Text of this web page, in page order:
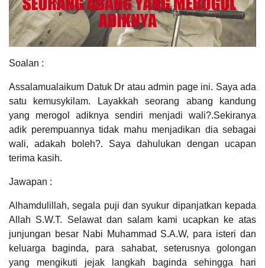
Soalan :
Assalamualaikum Datuk Dr atau admin page ini. Saya ada
satu kemusykilam. Layakkah seorang abang kandung
yang merogol adiknya sendiri menjadi wali?.Sekiranya
adik perempuannya tidak mahu menjadikan dia sebagai
wali, adakah boleh?. Saya dahulukan dengan ucapan
terima kasih.
Jawapan :
Alhamdulillah, segala puji dan syukur dipanjatkan kepada
Allah S.W.T. Selawat dan salam kami ucapkan ke atas
junjungan besar Nabi Muhammad S.A.W, para isteri dan
keluarga baginda, para sahabat, seterusnya golongan
yang mengikuti jejak langkah baginda sehingga hari